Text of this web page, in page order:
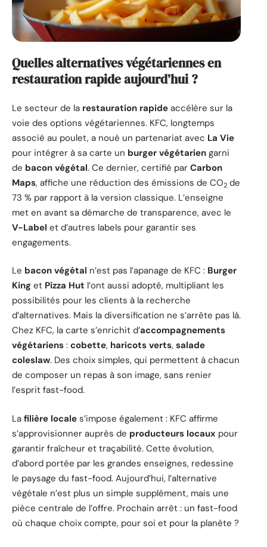
Quelles alternatives végétariennes en
restauration rapide aujourd’hui ?
Le secteur de la restauration rapide accélère sur la
voie des options végétariennes. KFC, longtemps
associé au poulet, a noué un partenariat avec La Vie
pour intégrer à sa carte un burger végétarien garni
de bacon végétal. Ce dernier, certifié par Carbon
Maps, affiche une réduction des émissions de CO2 de
73 % par rapport à la version classique. L’enseigne
met en avant sa démarche de transparence, avec le
V-Label et d’autres labels pour garantir ses
engagements.
Le bacon végétal n’est pas l’apanage de KFC : Burger
King et Pizza Hut l’ont aussi adopté, multipliant les
possibilités pour les clients à la recherche
d’alternatives. Mais la diversification ne s’arrête pas là.
Chez KFC, la carte s’enrichit d’accompagnements
végétariens : cobette, haricots verts, salade
coleslaw. Des choix simples, qui permettent à chacun
de composer un repas à son image, sans renier
l’esprit fast-food.
La filière locale s’impose également : KFC affirme
s’approvisionner auprès de producteurs locaux pour
garantir fraîcheur et traçabilité. Cette évolution,
d’abord portée par les grandes enseignes, redessine
le paysage du fast-food. Aujourd’hui, l’alternative
végétale n’est plus un simple supplément, mais une
pièce centrale de l’offre. Prochain arrêt : un fast-food
où chaque choix compte, pour soi et pour la planète ?